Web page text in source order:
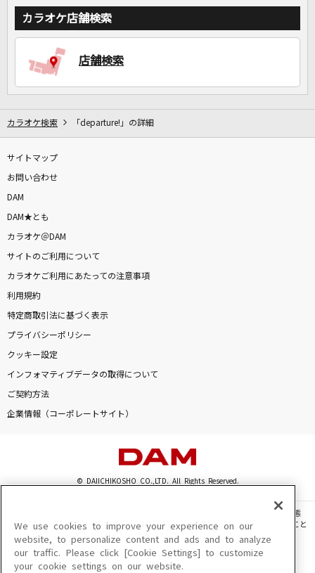
カラオケ店舗検索
店舗検索
カラオケ検索 「departure!」の詳細
サイトマップ
お問い合わせ
DAM
DAM★とも
カラオケ＠DAM
サイトのご利用について
カラオケご利用にあたっての注意事項
利用規約
特定商取引法に基づく表示
プライバシーポリシー
クッキー設定
インフォマティブデータの取得について
ご契約方法
企業情報（コーポレートサイト）
© DAIICHIKOSHO CO.,LTD. All Rights Reserved.
このサイトに掲載されている一切の文章・画像・写真・動画・音声等を、手段や形態
を問わず、著作権法の定める範囲を超えて無断で複製、転載、ファイル化などすること
を禁じます。
楽曲及びコンテンツは、機種によりご利用いただけない場合があります。
楽曲及びコンテンツの配信日、配信内容が変更になる場合があります。
We use cookies to improve your experience on our
website, to personalize content and ads and to analyze
our traffic. Please click [Cookie Settings] to customize
your cookie settings on our website.